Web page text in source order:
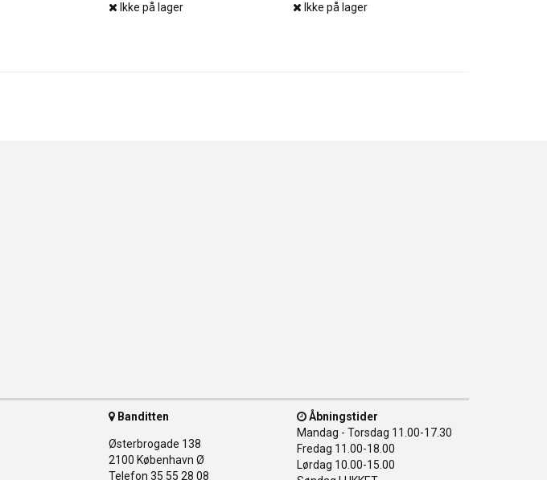
Ikke på lager
Ikke på lager
Banditten
Østerbrogade 138
2100 København Ø
Telefon 35 55 28 08
Åbningstider
Mandag - Torsdag 11.00-17.30
Fredag 11.00-18.00
Lørdag 10.00-15.00